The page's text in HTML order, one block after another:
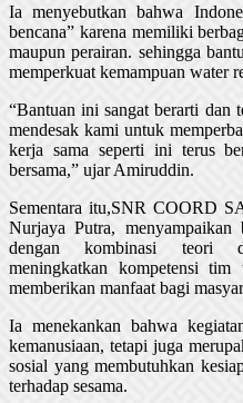
Ia menyebutkan bahwa
bencana” karena memiliki
maupun perairan. sehingga
memperkuat kemampuan water
“Bantuan ini sangat berarti dan
mendesak kami untuk
kerja sama seperti ini terus
bersama,” ujar Amiruddin.
Sementara itu,SNR COORD
Nurjaya Putra,
dengan kombinasi teori
meningkatkan kompetensi tim
memberikan manfaat bagi
Ia menekankan bahwa
kemanusiaan, tetapi juga
sosial yang membutuhkan
terhadap sesama.